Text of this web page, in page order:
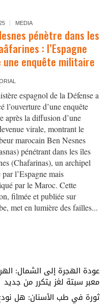
MEDIA
pénètre dans les
: l’Espagne
une enquête militaire
espagnol de la Défense a
l’ouverture d’une enquête
après la diffusion d’une
virale, montrant le
marocain Ben Nesnes
pénétrant dans les îles
(Chafarinas), un archipel
l’Espagne mais
par le Maroc. Cette
filmée et publiée sur
met en lumière des failles...
عودة الهجرة إلى الشمال:
معبر سبتة لغز يتكرر من جديد
ثورة في طب الأسنان: هل